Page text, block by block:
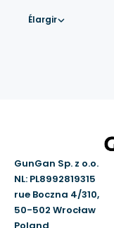
Élargir
GunGan Sp. z o.o.
NL: PL8992819315
rue Boczna 4/310,
50-502 Wrocław